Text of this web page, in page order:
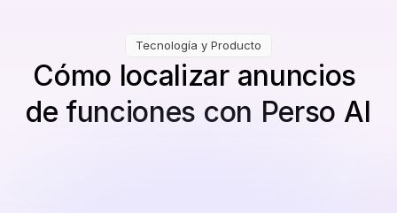
Tecnología y Producto
Cómo localizar anuncios
de funciones con Perso AI